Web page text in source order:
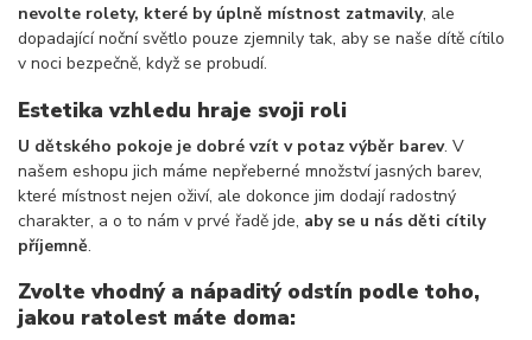
nevolte rolety, které by úplně místnost zatmavily, ale
dopadající noční světlo pouze zjemnily tak, aby se naše dítě cítilo
v noci bezpečně, když se probudí.
Estetika vzhledu hraje svoji roli
U dětského pokoje je dobré vzít v potaz výběr barev. V
našem eshopu jich máme nepřeberné množství jasných barev,
které místnost nejen oživí, ale dokonce jim dodají radostný
charakter, a o to nám v prvé řadě jde, aby se u nás děti cítily
příjemně.
Zvolte vhodný a nápaditý odstín podle toho,
jakou ratolest máte doma: